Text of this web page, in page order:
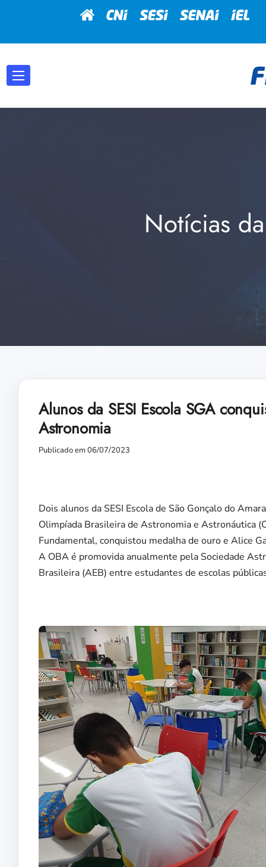
Notícias
Alunos da SESI Escola SGA
Astronomia
Publicado em 06/07/2023
Dois alunos da SESI Escola de São Gonçalo do
Olimpíada Brasileira de Astronomia e Astronáutica
Fundamental, conquistou medalha de ouro e Alice
A OBA é promovida anualmente pela Sociedade
Brasileira (AEB) entre estudantes de escolas